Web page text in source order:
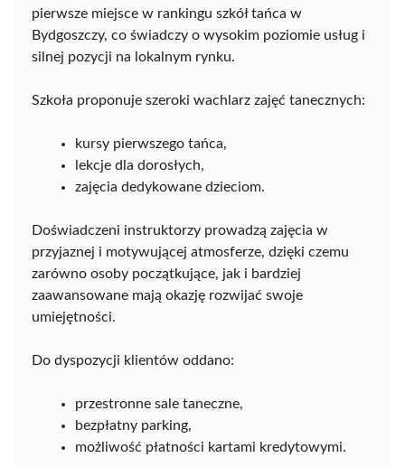
pierwsze miejsce w rankingu szkół tańca w
Bydgoszczy, co świadczy o wysokim poziomie usług i
silnej pozycji na lokalnym rynku.
Szkoła proponuje szeroki wachlarz zajęć tanecznych:
kursy pierwszego tańca,
lekcje dla dorosłych,
zajęcia dedykowane dzieciom.
Doświadczeni instruktorzy prowadzą zajęcia w
przyjaznej i motywującej atmosferze, dzięki czemu
zarówno osoby początkujące, jak i bardziej
zaawansowane mają okazję rozwijać swoje
umiejętności.
Do dyspozycji klientów oddano:
przestronne sale taneczne,
bezpłatny parking,
możliwość płatności kartami kredytowymi.